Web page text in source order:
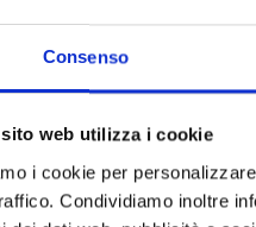
Consenso
web utilizza i cookie
i cookie per
Condividiamo inoltre
10 o 11 ottobre
Old Trafford,
Affrettati